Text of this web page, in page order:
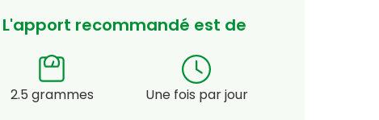
L'apport recommandé est de
2.5 grammes Une fois par jour